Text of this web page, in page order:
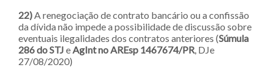
22) A renegociação de contrato bancário ou a confissão
da dívida não impede a possibilidade de discussão sobre
eventuais ilegalidades dos contratos anteriores (Súmula
286 do STJ e AgInt no AREsp 1467674/PR , DJe
27/08/2020)